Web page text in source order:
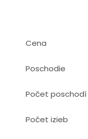
Cena
Poschodie
Počet poschodí
Počet izieb